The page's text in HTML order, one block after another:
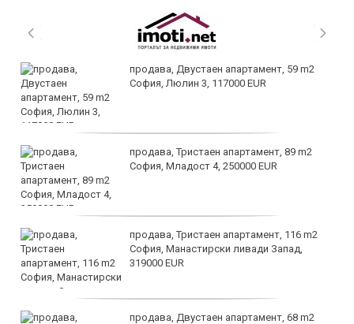
продава, Двустаен апартамент, 59 m2
София, Люлин 3, 117000 EUR
продава, Тристаен апартамент, 89 m2
София, Младост 4, 250000 EUR
продава, Тристаен апартамент, 116 m2
София, Манастирски ливади Запад,
319000 EUR
продава, Двустаен апартамент, 68 m2